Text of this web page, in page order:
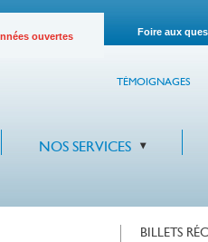
ouvertes Foire aux
TÉMOIGNAGES
NOS SERVICES
BILLETS